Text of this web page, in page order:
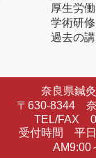
厚生労
学術研
過去の
奈良県鍼
〒630-8344
TEL/FAX
受付時間 平日
AM9:00